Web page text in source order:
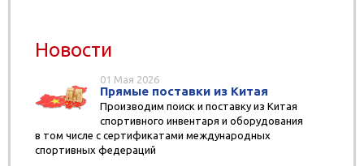
Новости
01 Мая 2026
Прямые поставки из Китая
Производим поиск и поставку из Китая
спортивного инвентаря и оборудования
в том числе с сертификатами международных
спортивных федераций